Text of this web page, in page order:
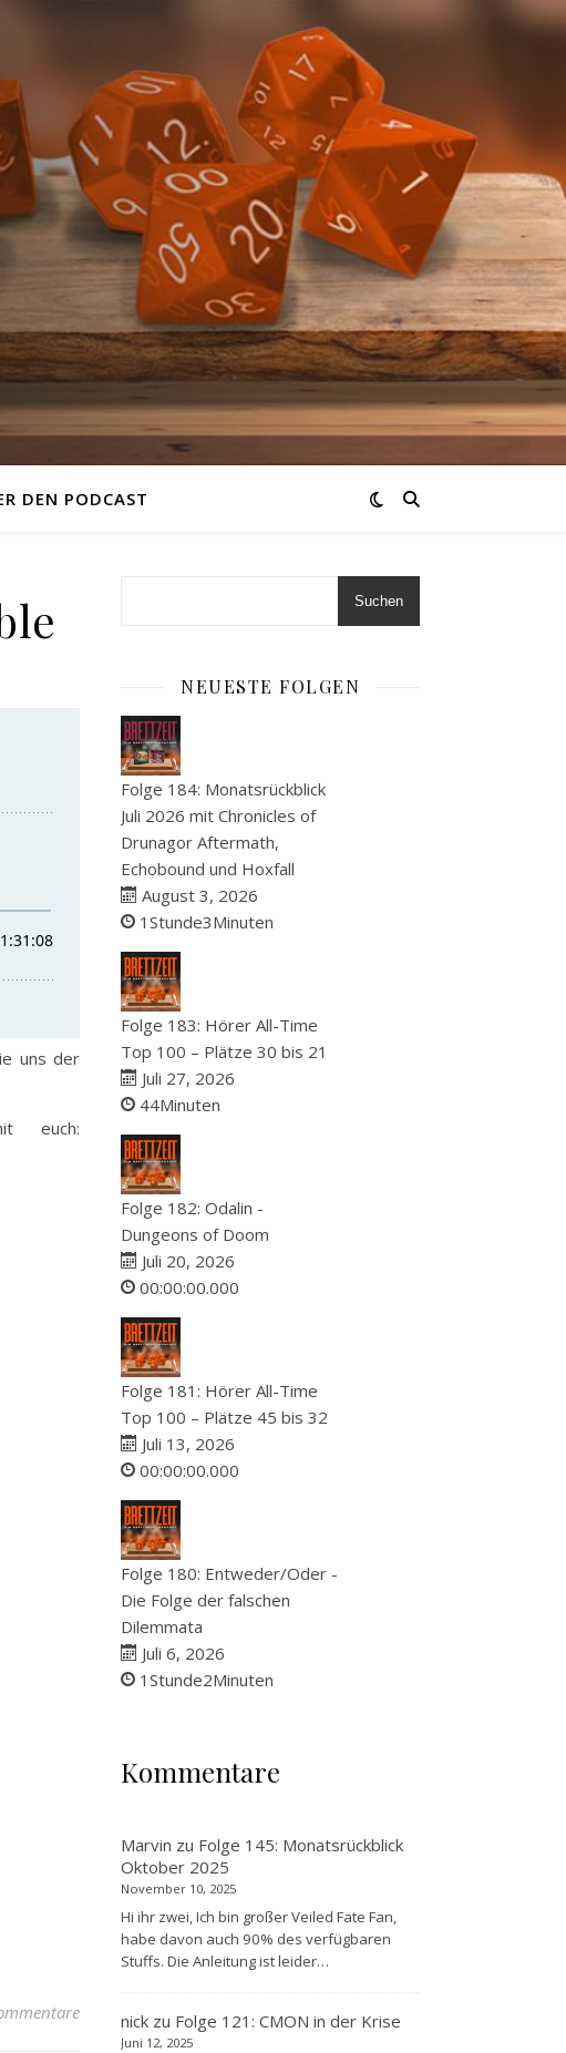
DEN PODCAST
uns der
euch:
Suchen
NEUESTE FOLGEN
Folge 184: Monatsrückblick
Juli 2026 mit Chronicles of
Drunagor Aftermath,
Echobound und Hoxfall
August 3, 2026
1Stunde3Minuten
Folge 183: Hörer All-Time
Top 100 – Plätze 30 bis 21
Juli 27, 2026
44Minuten
Folge 182: Odalin -
Dungeons of Doom
Juli 20, 2026
00:00:00.000
Folge 181: Hörer All-Time
Top 100 – Plätze 45 bis 32
Juli 13, 2026
00:00:00.000
Folge 180: Entweder/Oder -
Die Folge der falschen
Dilemmata
Juli 6, 2026
1Stunde2Minuten
Kommentare
Marvin zu Folge 145: Monatsrückblick
Oktober 2025
November 10, 2025
Hi ihr zwei, Ich bin großer Veiled Fate Fan,
habe davon auch 90% des verfügbaren
Stuffs. Die Anleitung ist leider…
nick zu Folge 121: CMON in der Krise
Juni 12, 2025